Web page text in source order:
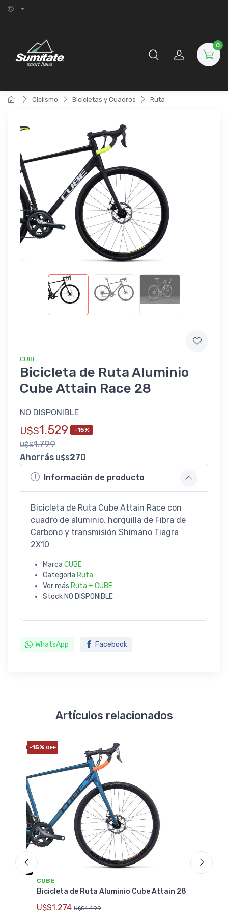
0
Ciclismo Bicicletas y Cuadros Ruta
CUBE
Bicicleta de Ruta Aluminio
Cube Attain Race 28
NO DISPONIBLE
U$S1.529 -15%
U$S1.799
Ahorrás U$S270
Información de producto
Bicicleta de Ruta Cube Attain Race con
cuadro de aluminio, horquilla de Fibra de
Carbono y transmisión Shimano Tiagra
2X10
Marca CUBE
Categoría Ruta
Ver más Ruta + CUBE
Stock NO DISPONIBLE
WhatsApp Facebook
Artículos relacionados
Attain 28
Bicicleta de Ruta Aluminio Cube Attain Pro